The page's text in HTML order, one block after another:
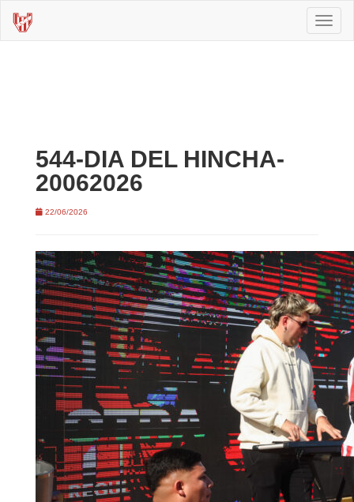
544-DIA DEL HINCHA-
20062026
22/06/2026